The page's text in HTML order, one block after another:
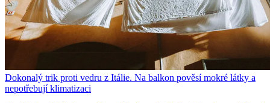
Dokonalý trik proti vedru z Itálie. Na balkon pověsí mokré látky a
nepotřebují klimatizaci